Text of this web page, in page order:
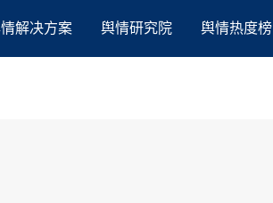
解决方案 舆情研究院 舆情热度榜